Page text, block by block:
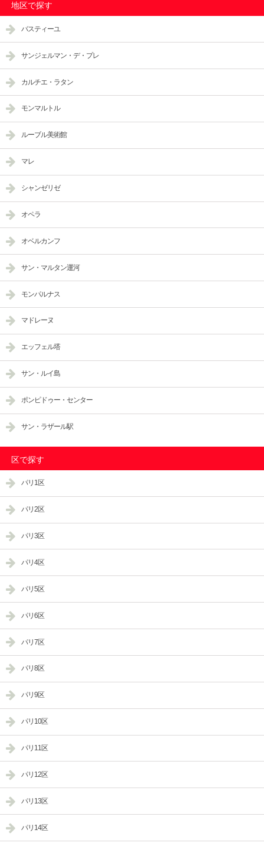
地区で探す
バスティーユ
サンジェルマン・デ・プレ
カルチエ・ラタン
モンマルトル
ルーブル美術館
マレ
シャンゼリゼ
オペラ
オベルカンフ
サン・マルタン運河
モンパルナス
マドレーヌ
エッフェル塔
サン・ルイ島
ポンピドゥー・センター
サン・ラザール駅
区で探す
パリ1区
パリ2区
パリ3区
パリ4区
パリ5区
パリ6区
パリ7区
パリ8区
パリ9区
パリ10区
パリ11区
パリ12区
パリ13区
パリ14区